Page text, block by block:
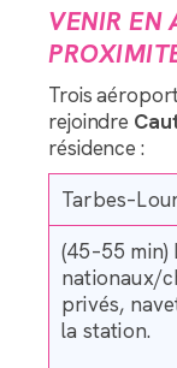
VENIR EN
Trois
rejoindre
résidence :
(45–55
nationaux/
privés,
la station.